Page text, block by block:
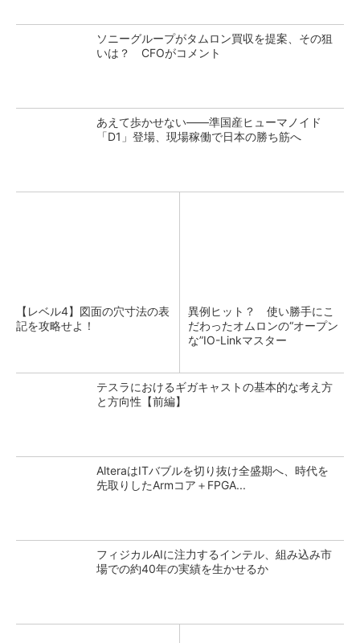
ソニーグループがタムロン買収を提案、その狙
いは？ CFOがコメント
あえて歩かせない――準国産ヒューマノイド
「D1」登場、現場稼働で日本の勝ち筋へ
【レベル4】図面の穴寸法の表
記を攻略せよ！
異例ヒット？ 使い勝手にこ
だわったオムロンの“オープン
な”IO-Linkマスター
テスラにおけるギガキャストの基本的な考え方
と方向性【前編】
AlteraはITバブルを切り抜け全盛期へ、時代を
先取りしたArmコア＋FPGA...
フィジカルAIに注力するインテル、組み込み市
場での約40年の実績を生かせるか